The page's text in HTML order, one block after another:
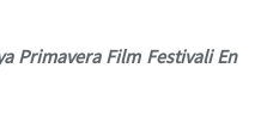
Primavera Film Festivali En